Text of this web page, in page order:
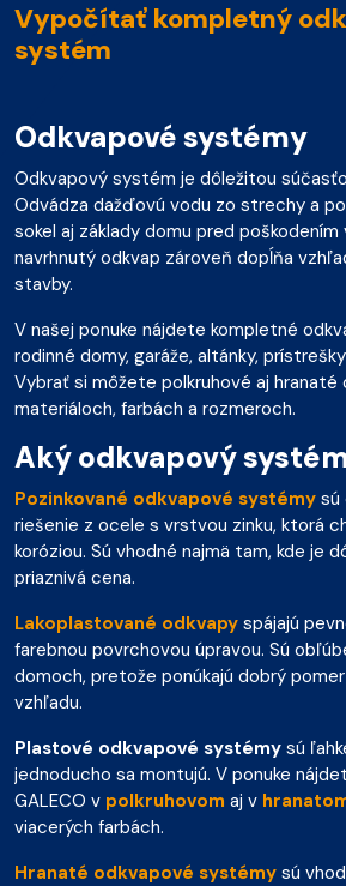
Vypočítať kompletný
systém
Odkvapové systémy
Odkvapový systém je dôležitou
Odvádza dažďovú vodu zo strechy a
sokel aj základy domu pred poškodením
navrhnutý odkvap zároveň dopĺňa
stavby.
V našej ponuke nájdete kompletné
rodinné domy, garáže, altánky,
Vybrať si môžete polkruhové aj hranaté
materiáloch, farbách a rozmeroch.
Aký odkvapový
Pozinkované odkvapové systémy sú
riešenie z ocele s vrstvou zinku, ktorá
koróziou. Sú vhodné najmä tam, kde je
priaznivá cena.
Lakoplastované odkvapy spájajú
farebnou povrchovou úpravou. Sú
domoch, pretože ponúkajú dobrý
vzhľadu.
Plastové odkvapové systémy sú
jednoducho sa montujú. V ponuke
GALECO v polkruhovom aj v
viacerých farbách.
Hranaté odkvapové systémy sú